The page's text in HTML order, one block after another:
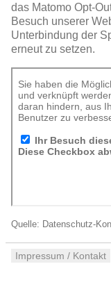
das Matomo Opt-
Besuch unserer
Unterbindung der
erneut zu setzen.
Quelle: Datenschutz-
Impressum / Kontakt